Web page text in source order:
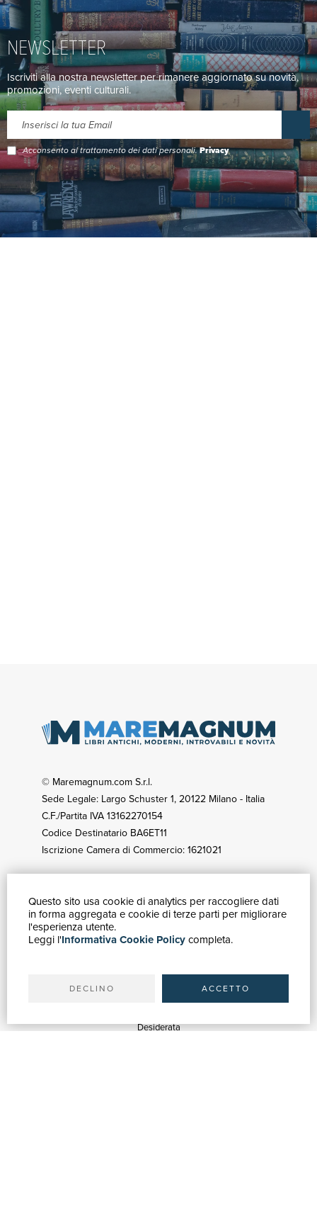
Questo sito usa cookie di analytics per raccogliere dati
in forma aggregata e cookie di terze parti per migliorare
l'esperienza utente.
Leggi l'Informativa Cookie Policycompleta.
DECLINO ACCETTO
NEWSLETTER
Iscriviti alla nostra newsletter per rimanere aggiornato su novità,
promozioni, eventi culturali.
Acconsento al trattamento dei dati personali.Privacy
© Maremagnum.com S.r.l.
Sede Legale: Largo Schuster 1, 20122 Milano - Italia
C.F./Partita IVA 13162270154
Codice Destinatario BA6ET11
Iscrizione Camera di Commercio: 1621021
GUIDA ACQUISTI
Catalogo
Ricerca avanzata
Spedizioni
Desiderata